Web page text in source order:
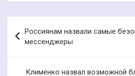
по
записям
Россиянам назвали самые
мессенджеры
Клименко назвал возможной